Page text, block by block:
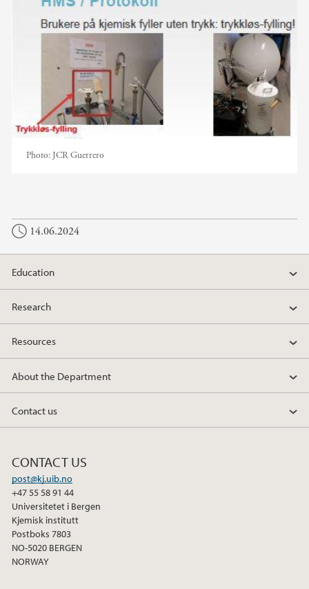
Photo: JCR Guerrero
14.06.2024
Education
Research
Resources
About the Department
Contact us
CONTACT US
post@kj.uib.no
+47 55 58 91 44
Universitetet i Bergen
Kjemisk institutt
Postboks 7803
NO-5020 BERGEN
NORWAY